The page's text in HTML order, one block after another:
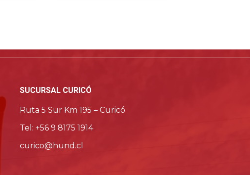
SUCURSAL CURICÓ
Ruta 5 Sur Km 195 – Curicó
Tel: +56 9 8175 1914
curico@hund.cl